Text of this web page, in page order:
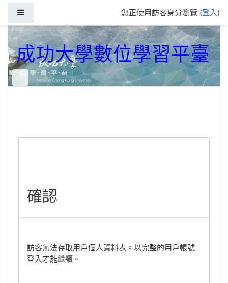
您正使用訪客身分瀏覽 (登入)
成功大學數位學習平臺
確認
訪客無法存取用戶個人資料表。以完整的用戶帳號
登入才能繼續。